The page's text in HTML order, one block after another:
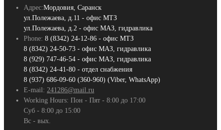
Адрес:Мордовия, Саранск
ул.Полежаева, д.11 - офис МТЗ
ул.Полежаева, д.2 - офис МАЗ, гидравлика
Phone: 8 (8342) 24-12-86 - офис МТЗ
8 (8342) 24-50-73 - офис МАЗ, гидравлика
8 (929) 747-46-54 - офис МАЗ, гидравлика
8 (8342) 24-41-80 - отдел снабжения
8 (937) 686-09-60 (360-960) (Viber, WhatsApp)
E-mail: 241286@mail.ru
Working Hours: Пон - Пят - 8:00 до 17:00
Суб - 8:00 до 15:00
Вс - вых.